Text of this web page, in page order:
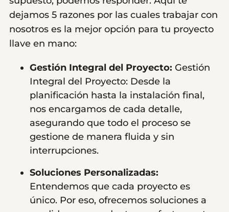
dejamos 5 razones por las cuales trabajar con
nosotros es la mejor opción para tu proyecto
llave en mano:
Gestión Integral del Proyecto: Gestión
Integral del Proyecto: Desde la
planificación hasta la instalación final,
nos encargamos de cada detalle,
asegurando que todo el proceso se
gestione de manera fluida y sin
interrupciones.
Soluciones Personalizadas:
Entendemos que cada proyecto es
único. Por eso, ofrecemos soluciones a